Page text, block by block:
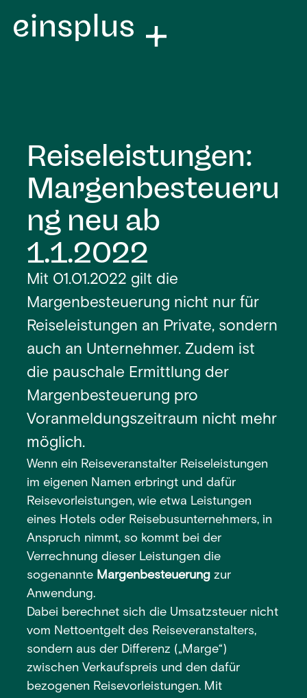
Reiseleistungen:
Margenbesteueru
ng neu ab
1.1.2022
Mit 01.01.2022 gilt die
Margenbesteuerung nicht nur für
Reiseleistungen an Private, sondern
auch an Unternehmer. Zudem ist
die pauschale Ermittlung der
Margenbesteuerung pro
Voranmeldungszeitraum nicht mehr
möglich.
Wenn ein Reiseveranstalter Reiseleistungen
im eigenen Namen erbringt und dafür
Reisevorleistungen, wie etwa Leistungen
eines Hotels oder Reisebusunternehmers, in
Anspruch nimmt, so kommt bei der
Verrechnung dieser Leistungen die
sogenannte Margenbesteuerung zur
Anwendung.
Dabei berechnet sich die Umsatzsteuer nicht
vom Nettoentgelt des Reiseveranstalters,
sondern aus der Differenz („Marge“)
zwischen Verkaufspreis und den dafür
bezogenen Reisevorleistungen. Mit